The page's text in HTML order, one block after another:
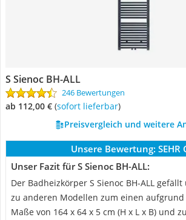
S Sienoc BH-ALL
246 Bewertungen
ab 112,00 € ( Sofort lieferbar)
Preisvergleich und weitere
Unsere Bewertung: SEHR
Unser Fazit für S Sienoc BH-ALL:
Der Badheizkörper S Sienoc ‎BH-ALL
zu anderen Modellen zum einen
Maße von ‎164 x 64 x 5 cm (H x L x B) und